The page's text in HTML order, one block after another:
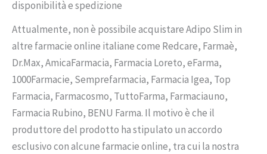
disponibilità e spedizione
Attualmente, non è possibile acquistare Adipo Slim in
altre farmacie online italiane come Redcare, Farmaè,
Dr.Max, AmicaFarmacia, Farmacia Loreto, eFarma,
1000Farmacie, Semprefarmacia, Farmacia Igea, Top
Farmacia, Farmacosmo, TuttoFarma, Farmaciauno,
Farmacia Rubino, BENU Farma. Il motivo è che il
produttore del prodotto ha stipulato un accordo
esclusivo con alcune farmacie online, tra cui la nostra